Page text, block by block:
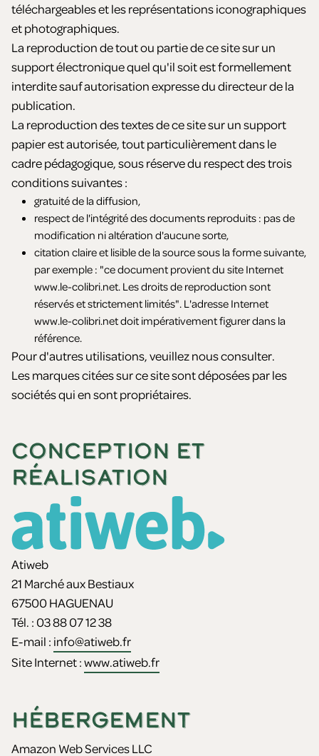
téléchargeables et les représentations iconographiques
et photographiques.
La reproduction de tout ou partie de ce site sur un
support électronique quel qu'il soit est formellement
interdite sauf autorisation expresse du directeur de la
publication.
La reproduction des textes de ce site sur un support
papier est autorisée, tout particulièrement dans le
cadre pédagogique, sous réserve du respect des trois
conditions suivantes :
gratuité de la diffusion,
respect de l'intégrité des documents reproduits : pas de
modification ni altération d'aucune sorte,
citation claire et lisible de la source sous la forme suivante,
par exemple : "ce document provient du site Internet
www.le-colibri.net. Les droits de reproduction sont
réservés et strictement limités". L'adresse Internet
www.le-colibri.net doit impérativement figurer dans la
référence.
Pour d'autres utilisations, veuillez nous consulter.
Les marques citées sur ce site sont déposées par les
sociétés qui en sont propriétaires.
CONCEPTION ET
RÉALISATION
Atiweb
21 Marché aux Bestiaux
67500 HAGUENAU
Tél. : 03 88 07 12 38
E-mail : info@atiweb.fr
Site Internet :www.atiweb.fr
HÉBERGEMENT
Amazon Web Services LLC